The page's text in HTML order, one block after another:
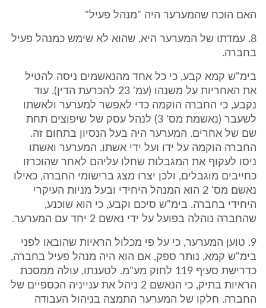
האם הוכח שהמערער היה "מנהל פעיל"
8. עמדתו של המערער היא, שהוא לא שימש כמנהל פעיל
בחברה.
בימ"ש קמא קבע, כי כל אחד מהנאשמים ניסה להטיל
את האחריות על משנהו (עמ' 23 להכרעת הדין). עוד
נקבע, כי החברה הוקמה כדי לאפשר למערער ולאשתו
לשעבר (נאשמת מס' 3) לנהל עסק של שיפוצים תחת
שם של אחרים. המערער היה בעל הנסיון בתחום זה.
החברה הוקמה על ידו ועל ידי אשתו. המערער ואשתו
ניסו לעקוף את המגבלות שחלו עליהם לאחר שהוכרזו
כחייבים מוגבלים, ולכן יצרו מצג ברישומי החברה, כאילו
נאשם מס' 2 הוא המנהל היחידי ובעל מניות העיקרי
היחידי בחברה. בימ"ש סיכם וקבע, כי הוא שוכנע,
שהחברה נוהלה בפועל על ידי נאשם 2 יחד עם המערער.
9. טוען המערער, כי על פי מכלול הראיות שהובאו לפני
בימ"ש קמא, נותר ספק, אם הוא היה מנהל פעיל בחברה,
כדרישת סעיף 119 לחוק מע"מ. לטענתו, עולה ממסכת
הראיות בתיק, כי הנאשם 2 ניהל את ענייניה הכספיים של
החברה. חלקו של המערער התמצה בניהול העבודה